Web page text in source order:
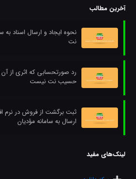
آخرین مطالب
نحوه ایجاد و ارسال اسناد
نت
رد صورتحسابی که اثری از آن
حسیب نت نیست
ثبت برگشت از فروش در نرم
ارسال به سامانه مؤدیان
لینک‌های مفید